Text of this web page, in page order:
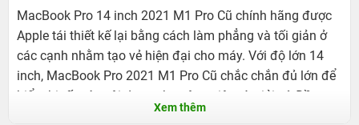
MacBook Pro 14 inch 2021 M1 Pro Cũ chính hãng được
Apple tái thiết kế lại bằng cách làm phẳng và tối giản ở
các cạnh nhằm tạo vẻ hiện đại cho máy. Với độ lớn 14
inch, MacBook Pro 2021 M1 Pro Cũ chắc chắn đủ lớn để
hiển thị tốt các nội dung cho công việc và giải trí. Đồng
thời thiết kế viền siêu mỏng giúp sản phẩm nhỏ gọn và
Xem thêm